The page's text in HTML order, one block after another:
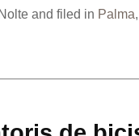
and filed in Palma